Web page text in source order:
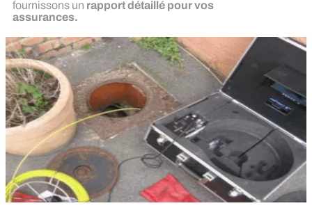
fournissons un rapport détaillé pour vos
assurances.